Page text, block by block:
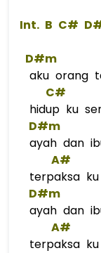
Int. B C#
D#m
aku orang
C#
hidup ku
D#m
ayah dan
A#
terpaksa
D#m
ayah dan
A#
terpaksa